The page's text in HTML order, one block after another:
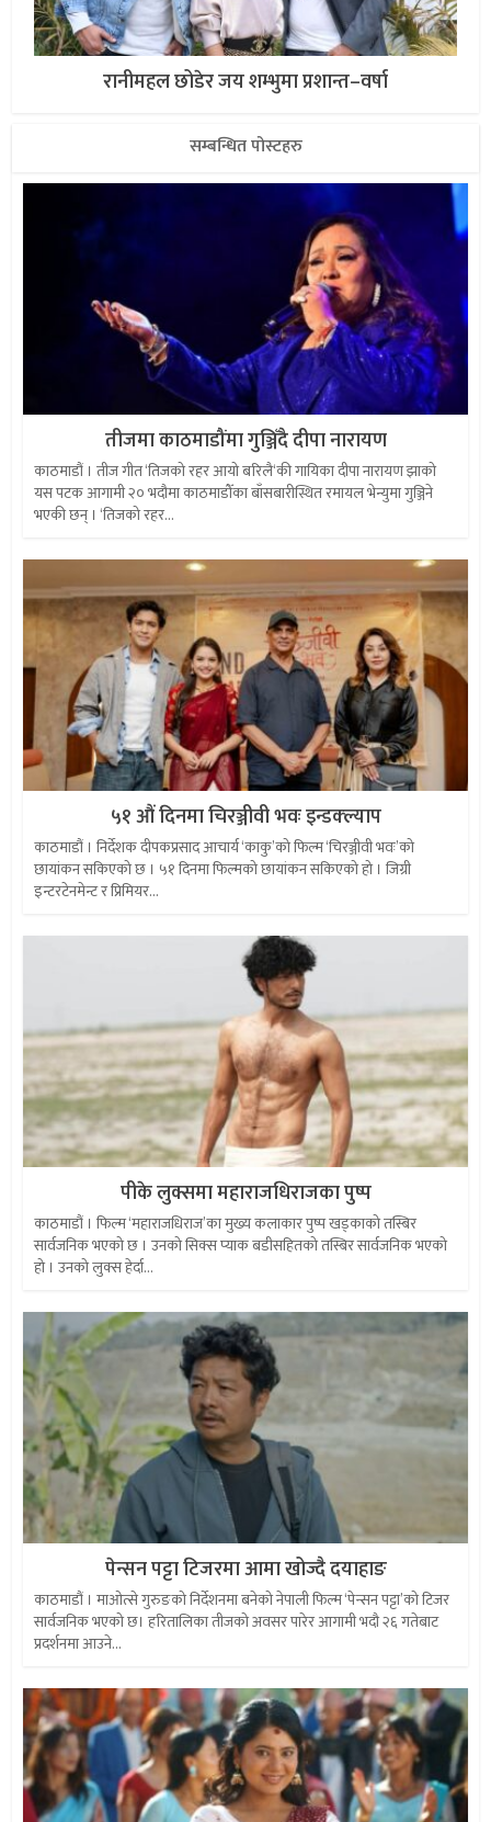
रानीमहल छोडेर जय शम्भुमा प्रशान्त–वर्षा
सम्बन्धित पोस्टहरु
तीजमा काठमाडौंमा गुञ्जिँदै दीपा नारायण
काठमाडौं । तीज गीत ‘तिजको रहर आयो बरिलै‘की गायिका दीपा नारायण झाको
यस पटक आगामी २० भदौमा काठमाडौँका बाँसबारीस्थित रमायल भेन्युमा गुञ्जिने
भएकी छन् । ‘तिजको रहर...
५१ औं दिनमा चिरञ्जीवी भवः इन्डक्ल्याप
काठमाडौं । निर्देशक दीपकप्रसाद आचार्य ‘काकु’को फिल्म ‘चिरञ्जीवी भवः’को
छायांकन सकिएको छ । ५१ दिनमा फिल्मको छायांकन सकिएको हो । जिग्री
इन्टरटेनमेन्ट र प्रिमियर...
पीके लुक्समा महाराजधिराजका पुष्प
काठमाडौं । फिल्म ‘महाराजधिराज’का मुख्य कलाकार पुष्प खड्काको तस्बिर
सार्वजनिक भएको छ । उनको सिक्स प्याक बडीसहितको तस्बिर सार्वजनिक भएको
हो । उनको लुक्स हेर्दा...
पेन्सन पट्टा टिजरमा आमा खोज्दै दयाहाङ
काठमाडौं । माओत्से गुरुङको निर्देशनमा बनेको नेपाली फिल्म ‘पेन्सन पट्टा’को टिजर
सार्वजनिक भएको छ। हरितालिका तीजको अवसर पारेर आगामी भदौ २६ गतेबाट
प्रदर्शनमा आउने...